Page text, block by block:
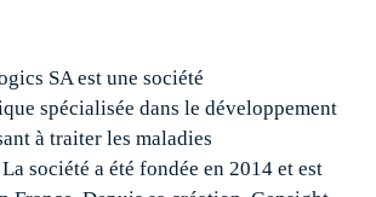
SA est une société
spécialisée dans le développement
à traiter les maladies
société a été fondée en 2014 et est